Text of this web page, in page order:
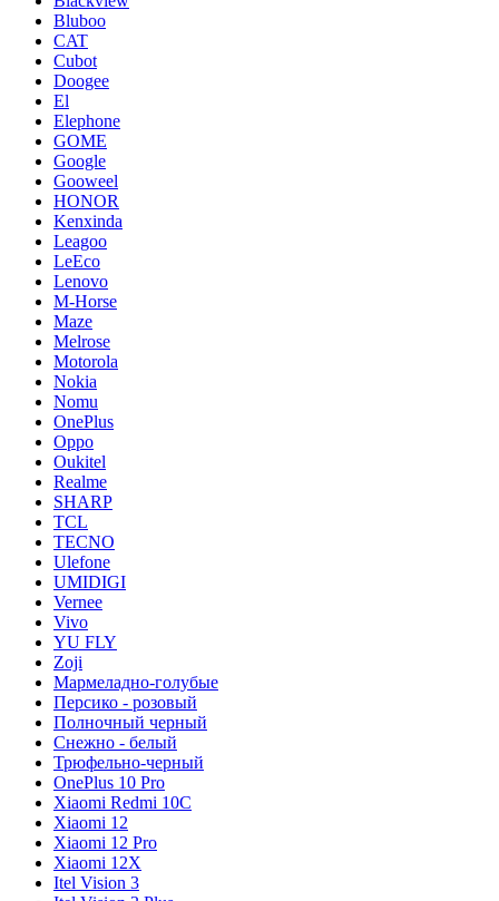
Bluboo
CAT
Cubot
Doogee
El
Elephone
GOME
Google
Gooweel
HONOR
Kenxinda
Leagoo
LeEco
Lenovo
M-Horse
Maze
Melrose
Motorola
Nokia
Nomu
OnePlus
Oppo
Oukitel
Realme
SHARP
TCL
TECNO
Ulefone
UMIDIGI
Vernee
Vivo
YU FLY
Zoji
Мармеладно-голубые
Персико - розовый
Полночный черный
Снежно - белый
Трюфельно-черный
OnePlus 10 Pro
Xiaomi Redmi 10C
Xiaomi 12
Xiaomi 12 Pro
Xiaomi 12X
Itel Vision 3